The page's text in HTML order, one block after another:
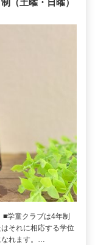
（土曜・日曜）
学童クラブは4年制
それに相応する学位
なれます。…